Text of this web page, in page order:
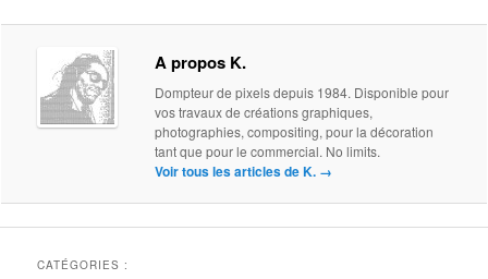
A propos K.
Dompteur de pixels depuis 1984. Disponible pour
vos travaux de créations graphiques,
photographies, compositing, pour la décoration
tant que pour le commercial. No limits.
Voir tous les articles de K. →
CATÉGORIES :